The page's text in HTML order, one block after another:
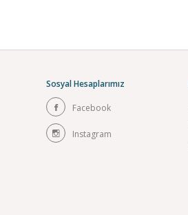
Sosyal Hesaplarımız
Facebook
Instagram